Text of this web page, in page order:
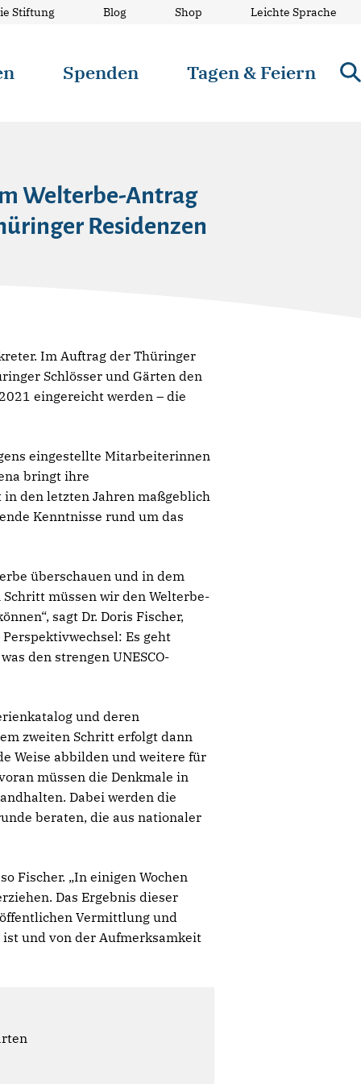
Stiftung Blog Shop Leichte Sprache
Spenden Tagen & Feiern
Welterbe-Antrag
Residenzen
Im Auftrag der Thüringer
Schlösser und Gärten den
eingereicht werden – die
eingestellte Mitarbeiterinnen
bringt ihre
den letzten Jahren maßgeblich
Kenntnisse rund um das
überschauen und in dem
müssen wir den Welterbe-
sagt Dr. Doris Fischer,
Es geht
den strengen UNESCO-
und deren
zweiten Schritt erfolgt dann
Weise abbilden und weitere für
müssen die Denkmale in
Dabei werden die
beraten, die aus nationaler
Fischer. „In einigen Wochen
Das Ergebnis dieser
Vermittlung und
und von der Aufmerksamkeit